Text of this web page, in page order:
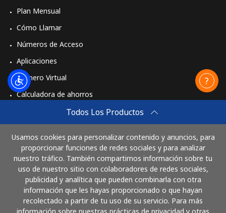
Todos Los Productos
Usamos cookies para personalizar contenido y anuncios, para
proporcionar funciones de redes sociales y para analizar
nuestro tráfico. También compartimos información sobre tu
uso de nuestro sitio con colaboradores de redes sociales,
publicidad y analítica que pueden combinarla con otra
información que les hayas proporcionado o que hayan
recolectado a partir de tu uso de su servicio. Para más
Plan Mensual
Cómo Llamar
Números de Acceso
Aplicaciones
Número Virtual
Calculadora de ahorros
Cómo funciona
Paga con